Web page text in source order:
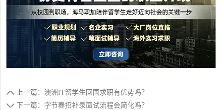
上一篇：澳洲IT留学生回国求职有优势吗？
下一篇：字节春招补录面试流程会简化吗？